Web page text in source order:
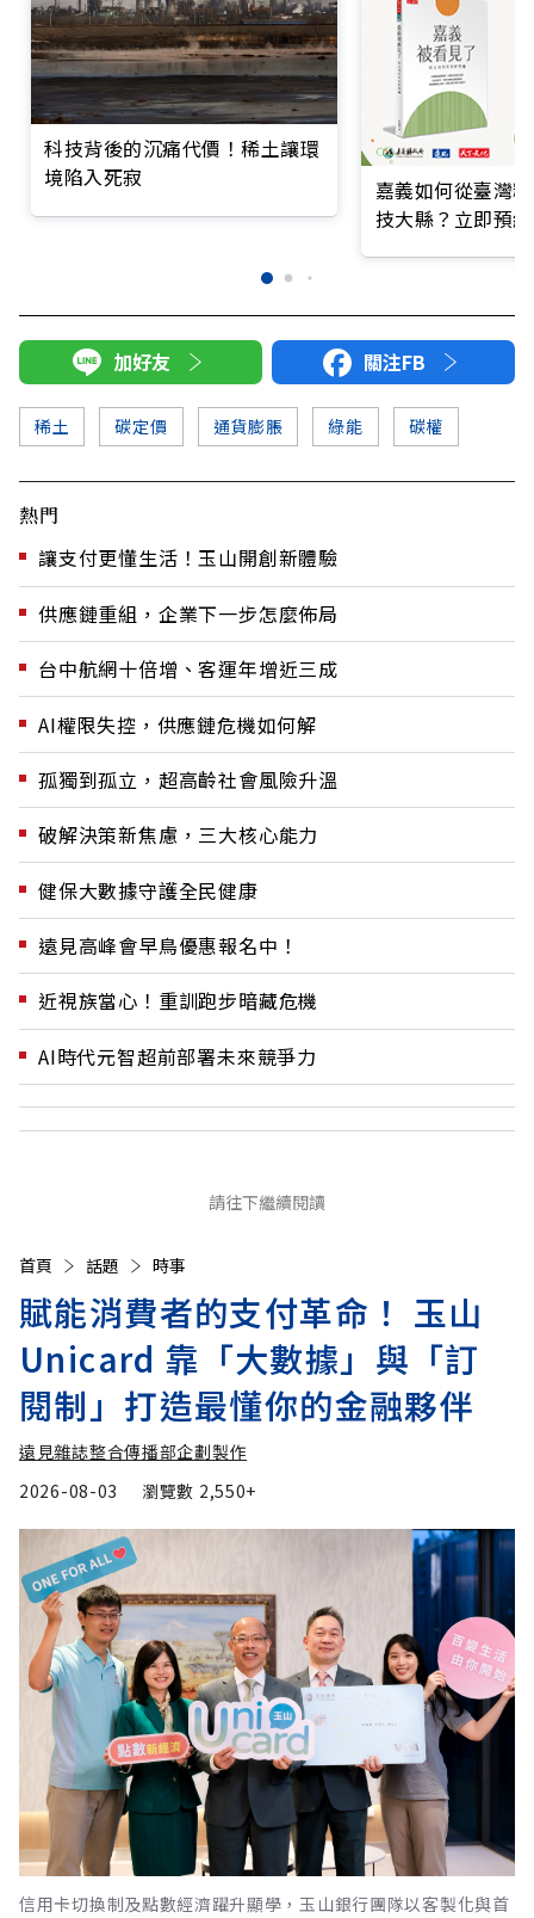
科技背後的沉痛代價！稀土讓環
境陷入死寂
嘉義如何從臺灣
技大縣？立即預
加好友 關注FB
稀土 碳定價 通貨膨脹 綠能 碳權
熱門
讓支付更懂生活！玉山開創新體驗
供應鏈重組，企業下一步怎麼佈局
台中航網十倍增、客運年增近三成
AI權限失控，供應鏈危機如何解
孤獨到孤立，超高齡社會風險升溫
破解決策新焦慮，三大核心能力
健保大數據守護全民健康
遠見高峰會早鳥優惠報名中！
近視族當心！重訓跑步暗藏危機
AI時代元智超前部署未來競爭力
請往下繼續閱讀
首頁 話題 時事
賦能消費者的支付革命！ 玉山
Unicard 靠「大數據」與「訂
閱制」打造最懂你的金融夥伴
遠見雜誌整合傳播部企劃製作
2026-08-03
瀏覽數 2,550+
信用卡切換制及點數經濟躍升顯學，玉山銀行團隊以客製化與首